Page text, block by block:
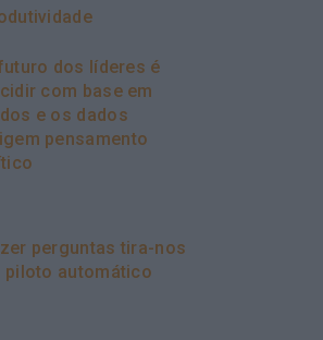
dos líderes é
com base em
e os dados
pensamento
perguntas tira-nos
piloto automático